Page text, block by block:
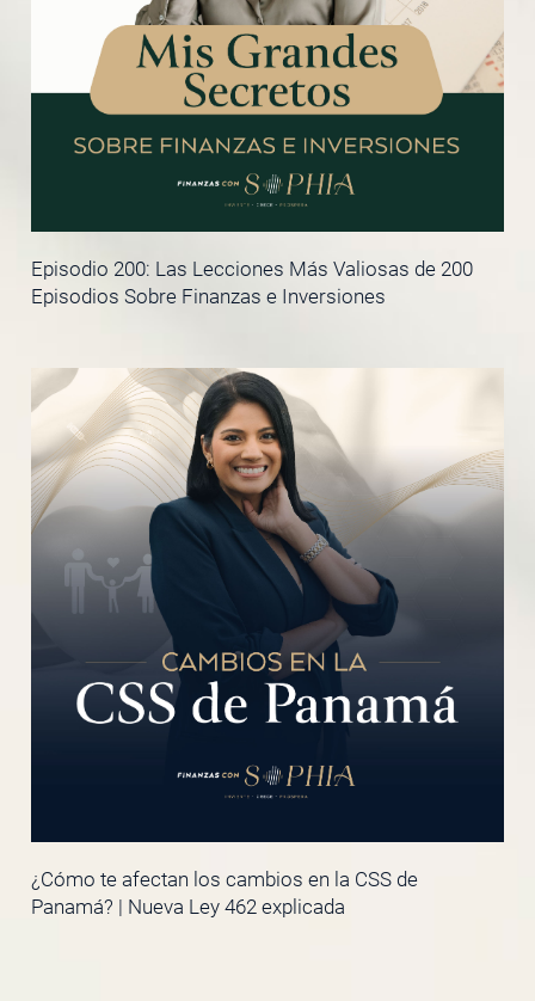
Episodio 200: Las Lecciones Más Valiosas de 200
Episodios Sobre Finanzas e Inversiones
¿Cómo te afectan los cambios en la CSS de
Panamá? | Nueva Ley 462 explicada